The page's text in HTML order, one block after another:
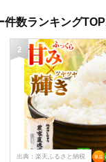
件数ランキング
2
出典：楽天ふるさと納税